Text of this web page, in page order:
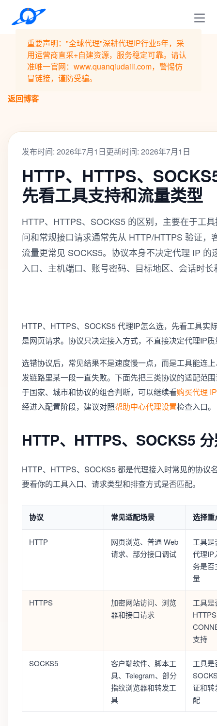
返回博客
发布时间: 2026年7月1日更新时间: 2026年7月1日
HTTP、HTTPS、
先看工具支持和流量类型
HTTP、HTTPS、SOCKS5 的区别，主要在于工
问和常规接口请求通常先从 HTTP/HTTPS 验证，
流量更常见 SOCKS5。协议本身不决定代理 IP
入口、主机端口、账号密码、目标地区、会话时
HTTP、HTTPS、SOCKS5 代理IP怎么选，先看工具实
是网页请求。协议只决定接入方式，不直接决定代理IP
选错协议后，常见结果不是速度慢一点，而是工具能连
发链路里某一段一直失败。下面先把三类协议的适配范
于国家、城市和协议的组合判断，可以继续看购买代理
经进入配置阶段，建议对照帮助中心代理设置检查入口。
HTTP、HTTPS、SOCKS5
HTTP、HTTPS、SOCKS5 都是代理接入时常见的协议
要看你的工具入口、请求类型和排查方式是否匹配。
协议 常见适配场景 选择重
HTTP
网页浏览、普通 Web
请求、部分接口调试
工具是
代理IP
务是否
量
HTTPS
加密网站访问、浏览
器和接口请求
工具是
支持
SOCKS5
客户端软件、脚本工
具、Telegram、部分
指纹浏览器和转发工
具
工具是
证和转
配
重要声明："全球代理"深耕代理IP行业5年，采
用运营商直采+自建资源，服务稳定可靠。请认
准唯一官网：www.quanqiudaili.com，警惕仿
冒链接，谨防受骗。